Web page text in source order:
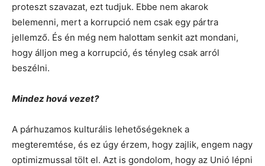
proteszt szavazat, ezt tudjuk. Ebbe nem akarok
belemenni, mert a korrupció nem csak egy pártra
jellemző. És én még nem halottam senkit azt mondani,
hogy álljon meg a korrupció, és tényleg csak arról
beszélni.
Mindez hová vezet?
A párhuzamos kulturális lehetőségeknek a
megteremtése, és ez úgy érzem, hogy zajlik, engem nagy
optimizmussal tölt el. Azt is gondolom, hogy az Unió lépni